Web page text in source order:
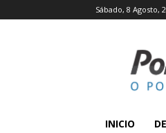
Sábado, 8 Agosto,
Pinzón
INICIO